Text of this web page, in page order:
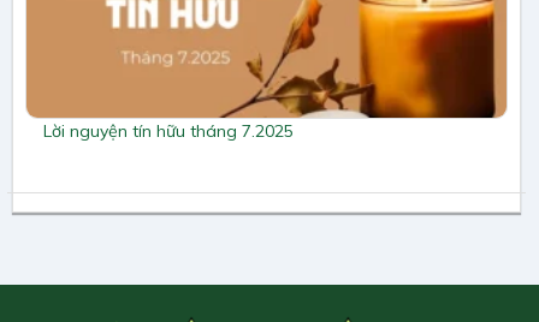
Lời nguyện tín hữu tháng 7.2025